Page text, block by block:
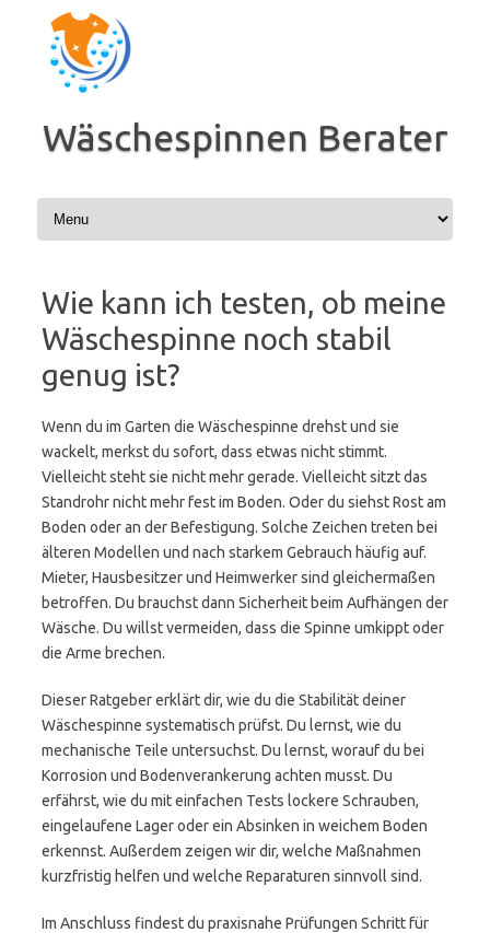
Inhalt
springen
Wäschespinnen Berater
Wie kann ich testen, ob meine
Wäschespinne noch stabil
genug ist?
Wenn du im Garten die Wäschespinne drehst und sie
wackelt, merkst du sofort, dass etwas nicht stimmt.
Vielleicht steht sie nicht mehr gerade. Vielleicht sitzt das
Standrohr nicht mehr fest im Boden. Oder du siehst Rost am
Boden oder an der Befestigung. Solche Zeichen treten bei
älteren Modellen und nach starkem Gebrauch häufig auf.
Mieter, Hausbesitzer und Heimwerker sind gleichermaßen
betroffen. Du brauchst dann Sicherheit beim Aufhängen der
Wäsche. Du willst vermeiden, dass die Spinne umkippt oder
die Arme brechen.
Dieser Ratgeber erklärt dir, wie du die Stabilität deiner
Wäschespinne systematisch prüfst. Du lernst, wie du
mechanische Teile untersuchst. Du lernst, worauf du bei
Korrosion und Bodenverankerung achten musst. Du
erfährst, wie du mit einfachen Tests lockere Schrauben,
eingelaufene Lager oder ein Absinken in weichem Boden
erkennst. Außerdem zeigen wir dir, welche Maßnahmen
kurzfristig helfen und welche Reparaturen sinnvoll sind.
Im Anschluss findest du praxisnahe Prüfungen Schritt für